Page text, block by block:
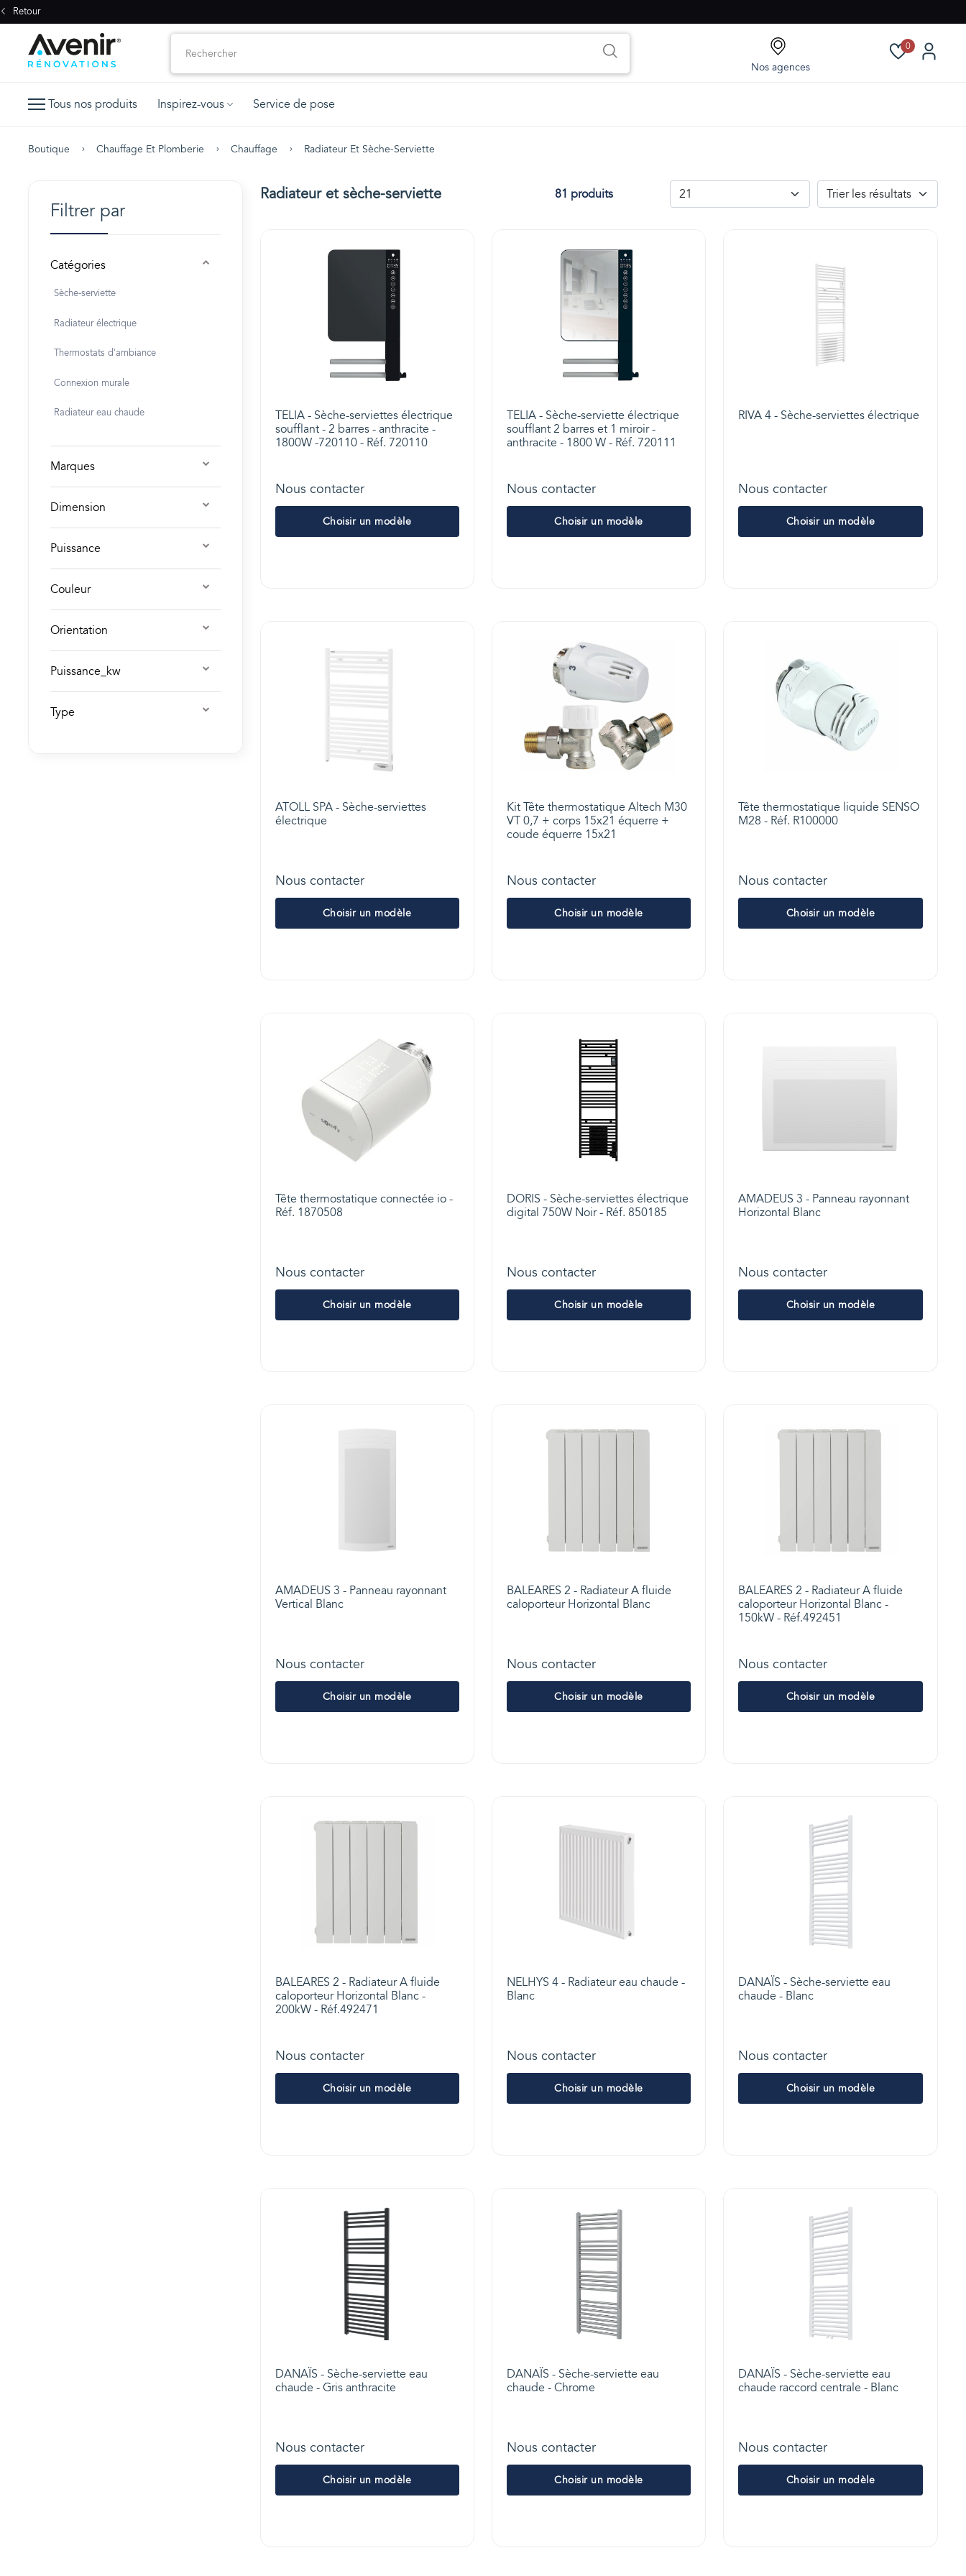
Retour
Nos agences
0
Tous nos produits Inspirez-vous Service de pose
Boutique Chauffage Et Plomberie Chauffage Radiateur Et Sèche-Serviette
Filtrer par
Catégories
Sèche-serviette
Radiateur électrique
Thermostats d'ambiance
Connexion murale
Radiateur eau chaude
Marques
Dimension
Puissance
Couleur
Orientation
Puissance_kw
Type
Radiateur et sèche-serviette 81 produits
TELIA - Sèche-serviettes électrique
soufflant - 2 barres - anthracite -
1800W -720110 - Réf. 720110
Nous contacter
Choisir un modèle
TELIA - Sèche-serviette électrique
soufflant 2 barres et 1 miroir -
anthracite - 1800 W - Réf. 720111
Nous contacter
Choisir un modèle
RIVA 4 - Sèche-serviettes électrique
Nous contacter
Choisir un modèle
ATOLL SPA - Sèche-serviettes
électrique
Nous contacter
Choisir un modèle
Kit Tête thermostatique Altech M30
VT 0,7 + corps 15x21 équerre +
coude équerre 15x21
Nous contacter
Choisir un modèle
Tête thermostatique liquide SENSO
M28 - Réf. R100000
Nous contacter
Choisir un modèle
Tête thermostatique connectée io -
Réf. 1870508
Nous contacter
Choisir un modèle
DORIS - Sèche-serviettes électrique
digital 750W Noir - Réf. 850185
Nous contacter
Choisir un modèle
AMADEUS 3 - Panneau rayonnant
Horizontal Blanc
Nous contacter
Choisir un modèle
AMADEUS 3 - Panneau rayonnant
Vertical Blanc
Nous contacter
Choisir un modèle
BALEARES 2 - Radiateur A fluide
caloporteur Horizontal Blanc
Nous contacter
Choisir un modèle
BALEARES 2 - Radiateur A fluide
caloporteur Horizontal Blanc -
150kW - Réf.492451
Nous contacter
Choisir un modèle
BALEARES 2 - Radiateur A fluide
caloporteur Horizontal Blanc -
200kW - Réf.492471
Nous contacter
Choisir un modèle
NELHYS 4 - Radiateur eau chaude -
Blanc
Nous contacter
Choisir un modèle
DANAÏS - Sèche-serviette eau
chaude - Blanc
Nous contacter
Choisir un modèle
DANAÏS - Sèche-serviette eau
chaude - Gris anthracite
Nous contacter
Choisir un modèle
DANAÏS - Sèche-serviette eau
chaude - Chrome
Nous contacter
Choisir un modèle
DANAÏS - Sèche-serviette eau
chaude raccord centrale - Blanc
Nous contacter
Choisir un modèle